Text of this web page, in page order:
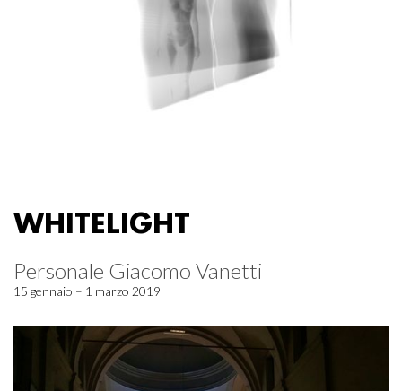
WHITELIGHT
Personale Giacomo Vanetti
15 gennaio – 1 marzo 2019